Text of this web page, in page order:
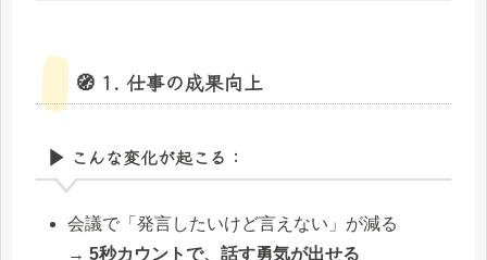
🧭 1. 仕事の成果向上
▶ こんな変化が起こる：
会議で「発言したいけど言えない」が減る
→5秒カウントで、話す勇気が出せる